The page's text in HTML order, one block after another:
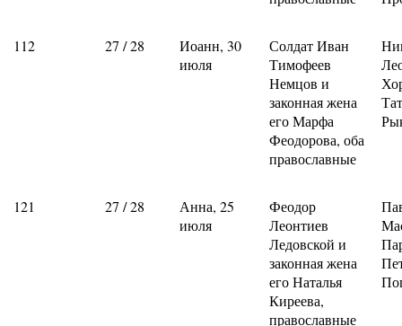
112 27 / 28
Иоанн, 30
июля
Солдат Иван
Тимофеев
Немцов и
законная жена
его Марфа
Феодорова, оба
православные
121 27 / 28
Анна, 25
июля
Феодор
Леонтиев
Ледовской и
законная жена
его Наталья
Киреева,
православные